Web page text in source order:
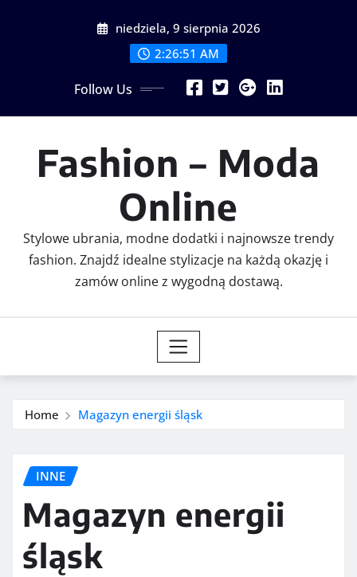
niedziela, 9 sierpnia 2026
2:26:51 AM
Follow Us
Fashion – Moda
Online
Stylowe ubrania, modne dodatki i najnowsze trendy
fashion. Znajdź idealne stylizacje na każdą okazję i
zamów online z wygodną dostawą.
Home Magazyn energii śląsk
INNE
Magazyn energii
śląsk